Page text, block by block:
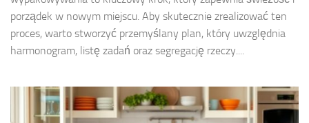
porządek w nowym miejscu. Aby skutecznie zrealizować ten
proces, warto stworzyć przemyślany plan, który uwzględnia
harmonogram, listę zadań oraz segregację rzeczy....